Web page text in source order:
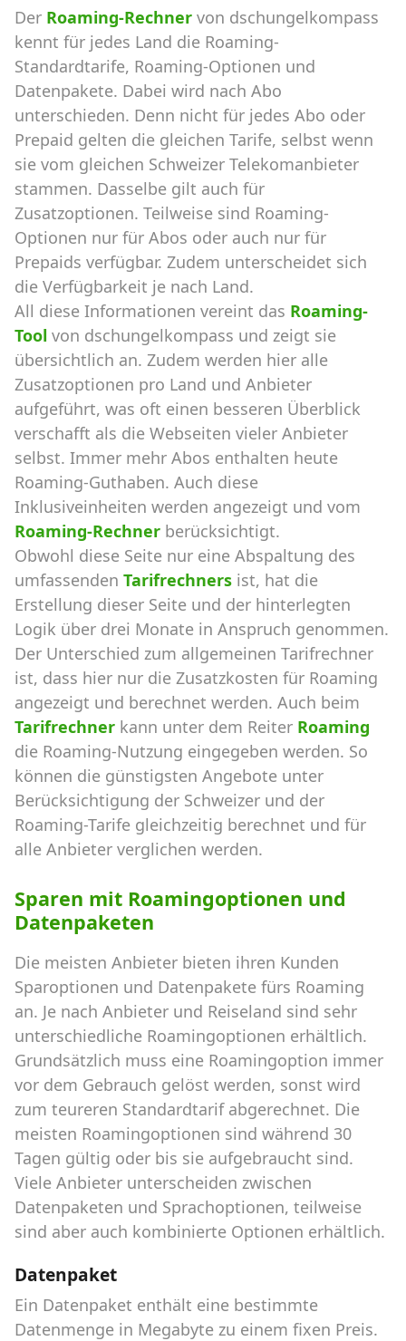
Der Roaming-Rechner von dschungelkompass
kennt für jedes Land die Roaming-
Standardtarife, Roaming-Optionen und
Datenpakete. Dabei wird nach Abo
unterschieden. Denn nicht für jedes Abo oder
Prepaid gelten die gleichen Tarife, selbst wenn
sie vom gleichen Schweizer Telekomanbieter
stammen. Dasselbe gilt auch für
Zusatzoptionen. Teilweise sind Roaming-
Optionen nur für Abos oder auch nur für
Prepaids verfügbar. Zudem unterscheidet sich
die Verfügbarkeit je nach Land.
All diese Informationen vereint das Roaming-
Tool von dschungelkompass und zeigt sie
übersichtlich an. Zudem werden hier alle
Zusatzoptionen pro Land und Anbieter
aufgeführt, was oft einen besseren Überblick
verschafft als die Webseiten vieler Anbieter
selbst. Immer mehr Abos enthalten heute
Roaming-Guthaben. Auch diese
Inklusiveinheiten werden angezeigt und vom
Roaming-Rechner berücksichtigt.
Obwohl diese Seite nur eine Abspaltung des
umfassenden Tarifrechners ist, hat die
Erstellung dieser Seite und der hinterlegten
Logik über drei Monate in Anspruch genommen.
Der Unterschied zum allgemeinen Tarifrechner
ist, dass hier nur die Zusatzkosten für Roaming
angezeigt und berechnet werden. Auch beim
Tarifrechner kann unter dem Reiter Roaming
die Roaming-Nutzung eingegeben werden. So
können die günstigsten Angebote unter
Berücksichtigung der Schweizer und der
Roaming-Tarife gleichzeitig berechnet und für
alle Anbieter verglichen werden.
Sparen mit Roamingoptionen und
Datenpaketen
Die meisten Anbieter bieten ihren Kunden
Sparoptionen und Datenpakete fürs Roaming
an. Je nach Anbieter und Reiseland sind sehr
unterschiedliche Roamingoptionen erhältlich.
Grundsätzlich muss eine Roamingoption immer
vor dem Gebrauch gelöst werden, sonst wird
zum teureren Standardtarif abgerechnet. Die
meisten Roamingoptionen sind während 30
Tagen gültig oder bis sie aufgebraucht sind.
Viele Anbieter unterscheiden zwischen
Datenpaketen und Sprachoptionen, teilweise
sind aber auch kombinierte Optionen erhältlich.
Datenpaket
Ein Datenpaket enthält eine bestimmte
Datenmenge in Megabyte zu einem fixen Preis.